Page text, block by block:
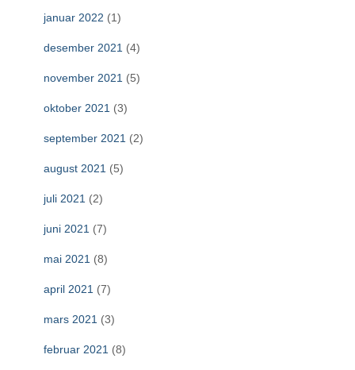
januar 2022 (1)
desember 2021 (4)
november 2021 (5)
oktober 2021 (3)
september 2021 (2)
august 2021 (5)
juli 2021 (2)
juni 2021 (7)
mai 2021 (8)
april 2021 (7)
mars 2021 (3)
februar 2021 (8)